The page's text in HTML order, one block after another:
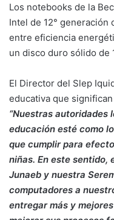
Los notebooks de la
Intel de 12°
entre eficiencia
un disco duro sólido de
El Director del Slep
educativa que
“Nuestras autoridades
educación esté como
que cumplir para
niñas. En este sentido,
Junaeb y nuestra
computadores a
entregar más y